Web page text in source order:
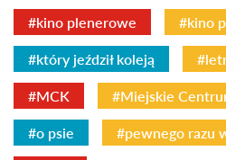
#kino plenerowe #kino
#który jeździł koleją
#MCK #Miejskie
#o psie #pewnego razu